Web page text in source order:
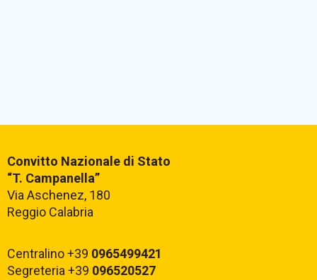
Convitto Nazionale di Stato
“T. Campanella”
Via Aschenez, 180
Reggio Calabria
Centralino +39 0965499421
Segreteria +39 096520527